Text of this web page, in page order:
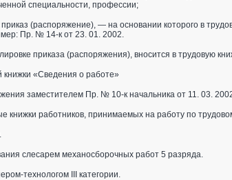
специальности, профессии;
(распоряжение), — на основании которого в
Пр. № 14-к от 23. 01. 2002.
приказа (распоряжения), вносится в трудовую
«Сведения о работе»
заместителем Пр. № 10-к начальника от 11. 03.
книжки работников, принимаемых на работу по
слесарем механосборочных работ 5 разряда.
технологом III категории.